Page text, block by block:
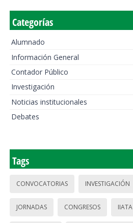
Categorías
Alumnado
Información General
Contador Público
Investigación
Noticias institucionales
Debates
Tags
CONVOCATORIAS INVESTIGACIÓN
JORNADAS CONGRESOS IIATA